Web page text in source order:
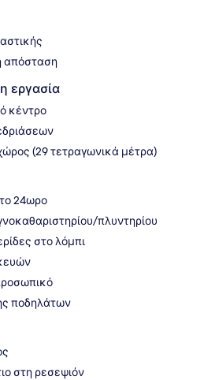
απόσταση
εργασία
κέντρο
(29 τετραγωνικά μέτρα)
24ωρο
πλυντηρίου
στο λόμπι
ποδηλάτων
στη ρεσεψιόν